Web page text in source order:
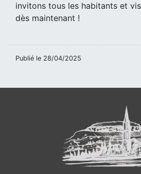
invitons tous les habitants et
dès maintenant !
Publié le 28/04/2025